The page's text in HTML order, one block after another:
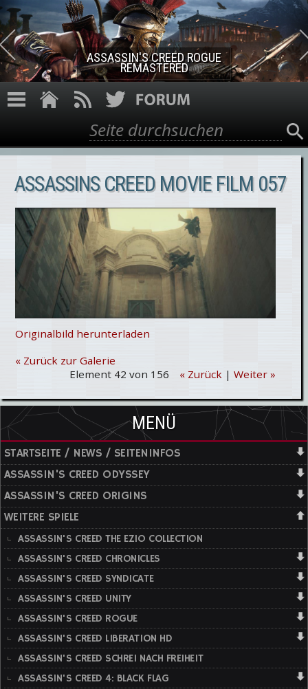
Direkt zum Inhalt
ASSASSIN'S CREED ROGUE
REMASTERED
Suchformular
Suche
ASSASSINS CREED MOVIE FILM 057
Originalbild herunterladen
« Zurück zur Galerie
Element 42 von 156
« Zurück| Weiter »
MENÜ
STARTSEITE / NEWS / SEITENINFOS
ASSASSIN'S CREED ODYSSEY
ASSASSIN'S CREED ORIGINS
WEITERE SPIELE
ASSASSIN'S CREED THE EZIO COLLECTION
ASSASSIN'S CREED CHRONICLES
ASSASSIN'S CREED SYNDICATE
ASSASSIN'S CREED UNITY
ASSASSIN'S CREED ROGUE
ASSASSIN'S CREED LIBERATION HD
ASSASSIN'S CREED SCHREI NACH FREIHEIT
ASSASSIN'S CREED 4: BLACK FLAG